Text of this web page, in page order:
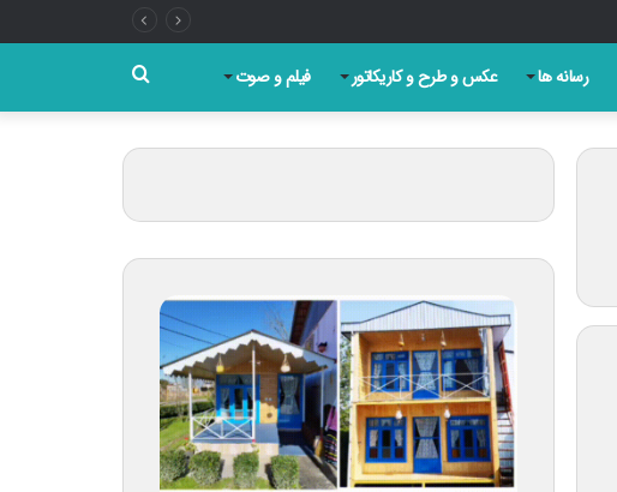
رسانه ها عکس و طرح و کاریکاتور فیلم و صوت
برای